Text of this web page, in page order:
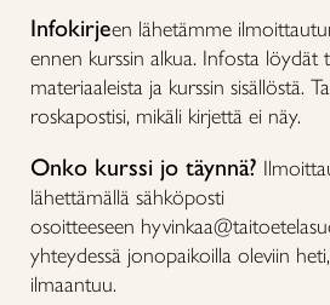
Infokirjeen lähetämme
ennen kurssin alkua. Infosta
materiaaleista ja kurssin sisällöstä.
roskapostisi, mikäli kirjettä ei näy.
Onko kurssi jo täynnä?
lähettämällä sähköposti
osoitteeseen
yhteydessä jonopaikoilla oleviin
ilmaantuu.